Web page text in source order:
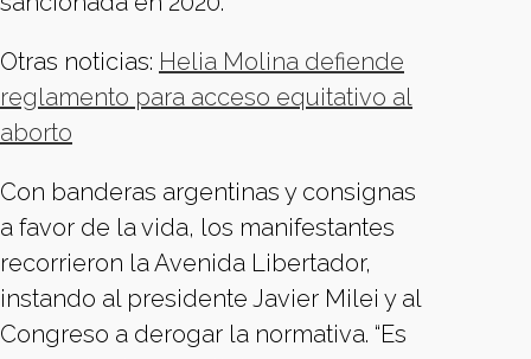
Otras noticias: Helia Molina defiende
reglamento para acceso equitativo al
aborto
Con banderas argentinas y consignas
a favor de la vida, los manifestantes
recorrieron la Avenida Libertador,
instando al presidente Javier Milei y al
Congreso a derogar la normativa. “Es